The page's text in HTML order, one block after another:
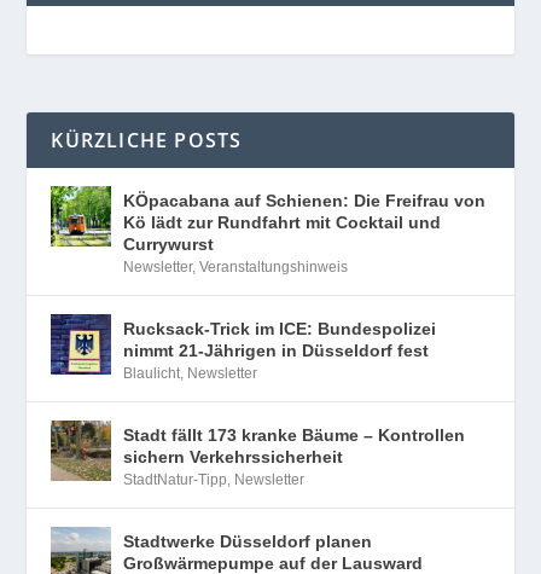
KÜRZLICHE POSTS
KÖpacabana auf Schienen: Die Freifrau von
Kö lädt zur Rundfahrt mit Cocktail und
Currywurst
Newsletter,Veranstaltungshinweis
Rucksack-Trick im ICE: Bundespolizei
nimmt 21-Jährigen in Düsseldorf fest
Blaulicht Newsletter
Stadt fällt 173 kranke Bäume – Kontrollen
sichern Verkehrssicherheit
StadtNatur-Tipp Newsletter
Stadtwerke Düsseldorf planen
Großwärmepumpe auf der Lausward